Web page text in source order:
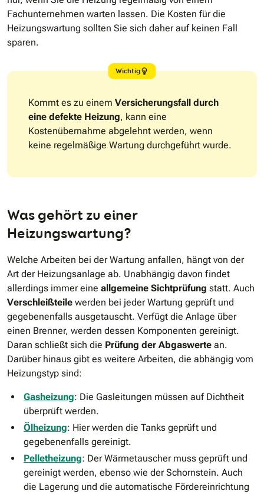
Fachunternehmen warten lassen. Die Kosten für die
Heizungswartung sollten Sie sich daher auf keinen Fall
sparen.
Wichtig
Kommt es zu einem Versicherungsfall durch
eine defekte Heizung, kann eine
Kostenübernahme abgelehnt werden, wenn
keine regelmäßige Wartung durchgeführt wurde.
Was gehört zu einer
Heizungswartung?
Welche Arbeiten bei der Wartung anfallen, hängt von der
Art der Heizungsanlage ab. Unabhängig davon findet
allerdings immer eine allgemeine Sichtprüfung statt. Auch
Verschleißteile werden bei jeder Wartung geprüft und
gegebenenfalls ausgetauscht. Verfügt die Anlage über
einen Brenner, werden dessen Komponenten gereinigt.
Daran schließt sich die Prüfung der Abgaswerte an.
Darüber hinaus gibt es weitere Arbeiten, die abhängig vom
Heizungstyp sind:
Gasheizung: Die Gasleitungen müssen auf Dichtheit
überprüft werden.
Ölheizung: Hier werden die Tanks geprüft und
gegebenenfalls gereinigt.
Pelletheizung: Der Wärmetauscher muss geprüft und
gereinigt werden, ebenso wie der Schornstein. Auch
die Lagerung und die automatische Fördereinrichtung